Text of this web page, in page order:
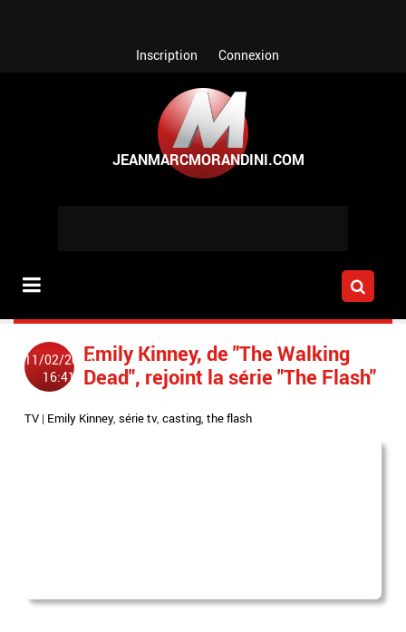
Inscription Connexion
11/02/2015
16:41
Emily Kinney, de "The Walking
Dead", rejoint la série "The Flash"
TV | Emily Kinney,série tv,casting,the flash